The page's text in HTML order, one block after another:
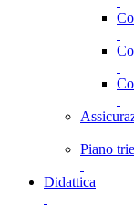
Piano
Didattica